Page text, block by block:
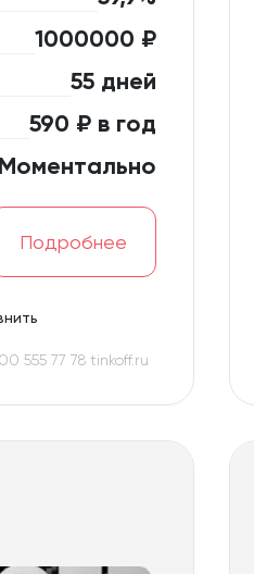
1000000 ₽
55 дней
590 ₽ в год
Моментально
Подробнее
555 77 78 tinkoff.ru